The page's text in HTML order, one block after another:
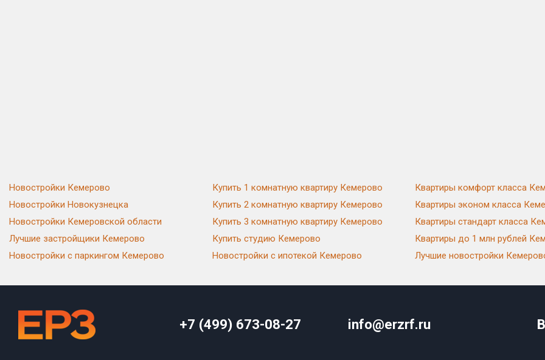
Новостройки Кемерово
Новостройки Новокузнецка
Новостройки Кемеровской области
Лучшие застройщики Кемерово
Новостройки с паркингом Кемерово
Купить 1 комнатную квартиру Кемерово
Купить 2 комнатную квартиру Кемерово
Купить 3 комнатную квартиру Кемерово
Купить студию Кемерово
Новостройки с ипотекой Кемерово
Квартиры комфорт класса
Квартиры эконом класса
Квартиры стандарт класса
Квартиры до 1 млн рублей
Лучшие новостройки
+7 (499) 673-08-27 info@erzrf.ru